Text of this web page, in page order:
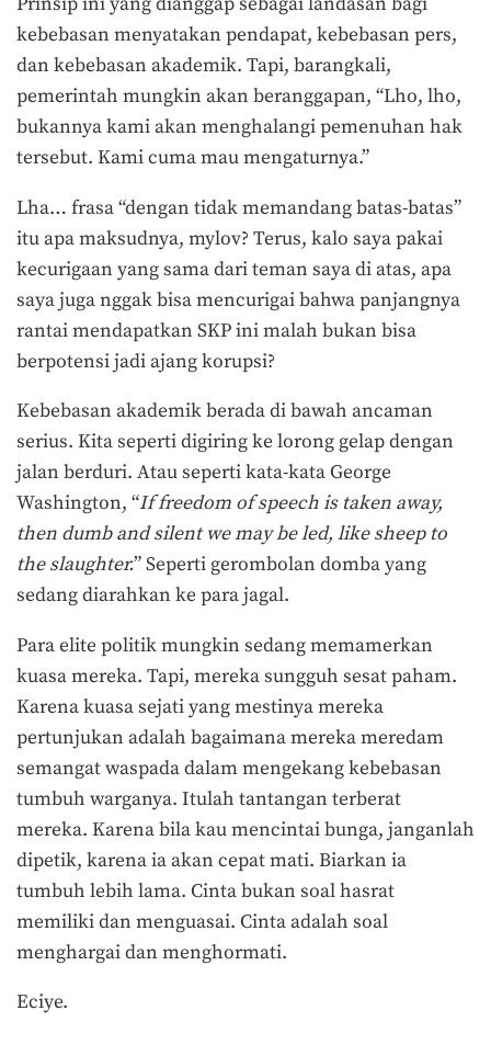
kebebasan menyatakan pendapat, kebebasan pers,
dan kebebasan akademik. Tapi, barangkali,
pemerintah mungkin akan beranggapan, “Lho, lho,
bukannya kami akan menghalangi pemenuhan hak
tersebut. Kami cuma mau mengaturnya.”
Lha… frasa “dengan tidak memandang batas-batas”
itu apa maksudnya, mylov? Terus, kalo saya pakai
kecurigaan yang sama dari teman saya di atas, apa
saya juga nggak bisa mencurigai bahwa panjangnya
rantai mendapatkan SKP ini malah bukan bisa
berpotensi jadi ajang korupsi?
Kebebasan akademik berada di bawah ancaman
serius. Kita seperti digiring ke lorong gelap dengan
jalan berduri. Atau seperti kata-kata George
Washington, “If freedom of speech is taken away,
then dumb and silent we may be led, like sheep to
the slaughter.” Seperti gerombolan domba yang
sedang diarahkan ke para jagal.
Para elite politik mungkin sedang memamerkan
kuasa mereka. Tapi, mereka sungguh sesat paham.
Karena kuasa sejati yang mestinya mereka
pertunjukan adalah bagaimana mereka meredam
semangat waspada dalam mengekang kebebasan
tumbuh warganya. Itulah tantangan terberat
mereka. Karena bila kau mencintai bunga, janganlah
dipetik, karena ia akan cepat mati. Biarkan ia
tumbuh lebih lama. Cinta bukan soal hasrat
memiliki dan menguasai. Cinta adalah soal
menghargai dan menghormati.
Eciye.